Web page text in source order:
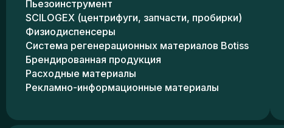
Пьезоинструмент
SCILOGEX (центрифуги, запчасти, пробирки)
Физиодиспенсеры
Система регенерационных материалов Botiss
Брендированная продукция
Расходные материалы
Рекламно-информационные материалы